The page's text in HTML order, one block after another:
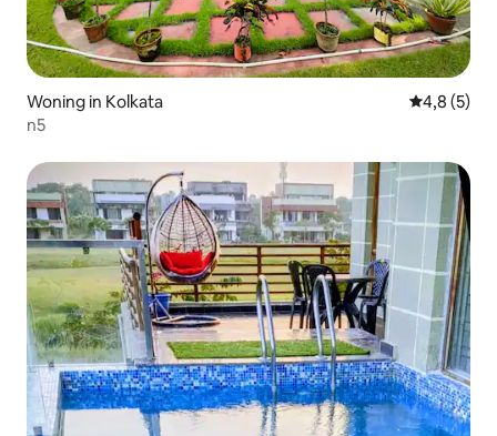
Woning in Kolkata
4,8 (5)
n5